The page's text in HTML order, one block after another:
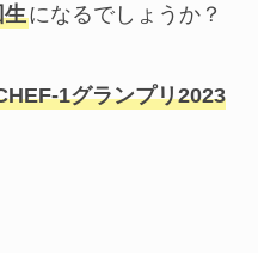
生になるでしょうか？
1グランプリ2023